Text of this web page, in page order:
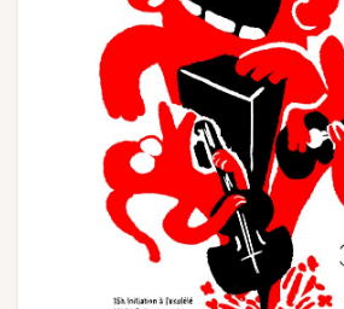
Suivez-nous
NL DE